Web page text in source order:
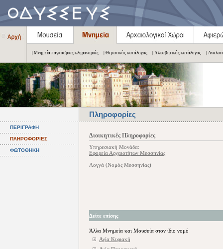
| Μνημεία παγκόσμιας κληρονομιάς | Θεματικός κατάλογος | Αλφαβητικός κατάλογος |
Πληροφορίες
ΠΕΡΙΓΡΑΦΗ
ΠΛΗΡΟΦΟΡΙΕΣ
ΦΩΤΟΘΗΚΗ
Διοικητικές Πληροφορίες
Υπηρεσιακή Μονάδα:
Εφορεία Αρχαιοτήτων Μεσσηνίας
Λογγά (Νομός Μεσσηνίας)
Δείτε επίσης
Άλλα Μνημεία και Μουσεία στον ίδιο νομό
Αγία Κυριακή